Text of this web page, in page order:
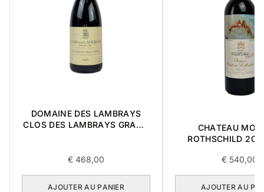
DOMAINE DES LAMBRAYS
CLOS DES LAMBRAYS GRAND
€ 468,00
AJOUTER AU PANIER
CHATEAU
ROTHSCHILD
€540,00
AJOUTER AU